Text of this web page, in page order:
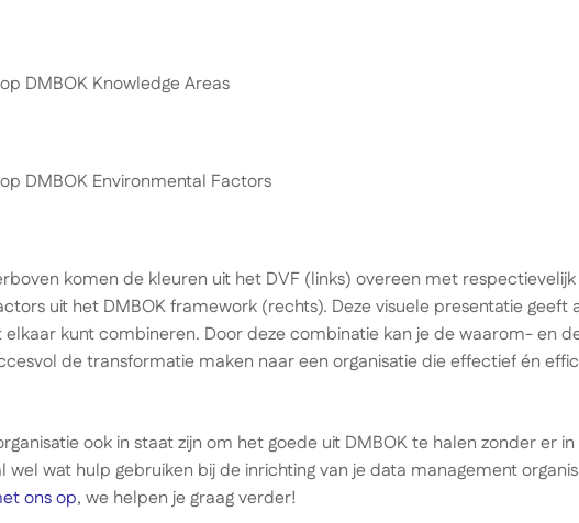
komen de kleuren uit het DVF (links) overeen met
uit het DMBOK framework (rechts). Deze visuele presentatie geeft
kunt combineren. Door deze combinatie kan je de waarom- en
de transformatie maken naar een organisatie die effectief én
ook in staat zijn om het goede uit DMBOK te halen zonder er
wel wat hulp gebruiken bij de inrichting van je data management
ons op, we helpen je graag verder!